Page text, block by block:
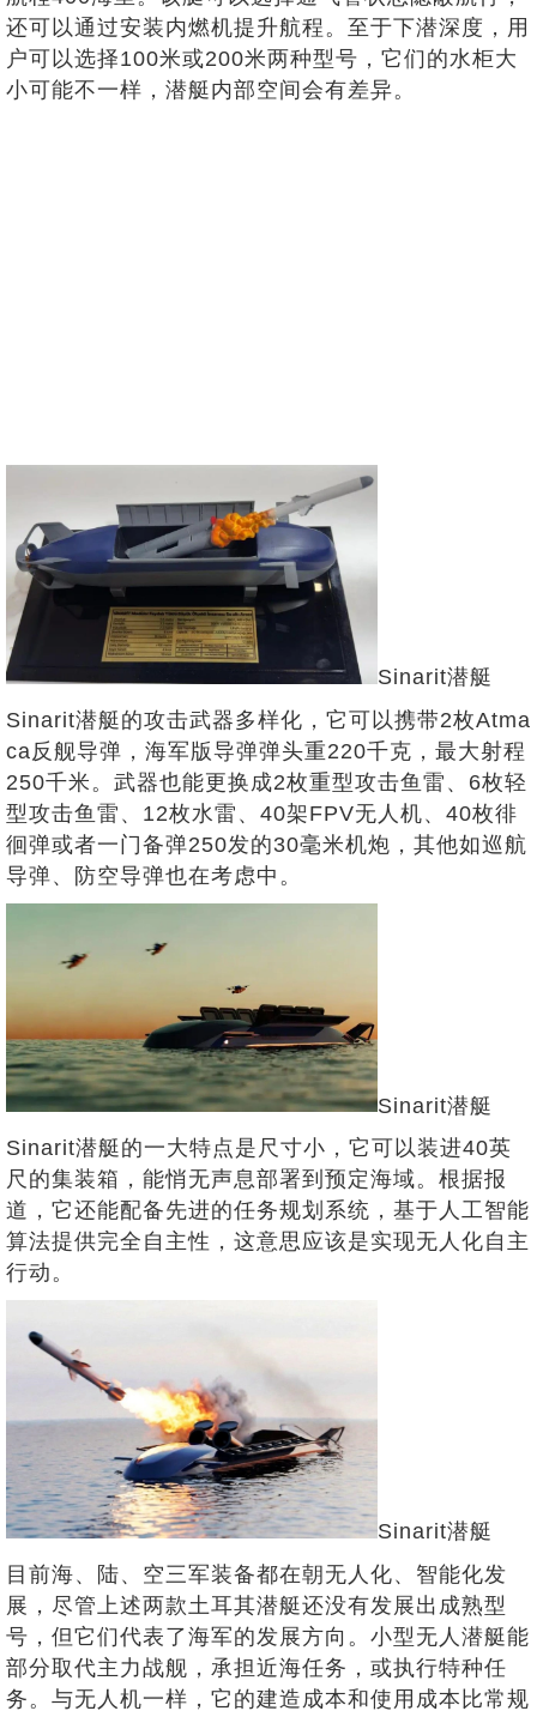
还可以通过安装内燃机提升航程。至于下潜深度，用
户可以选择100米或200米两种型号，它们的水柜大
小可能不一样，潜艇内部空间会有差异。
Sinarit潜艇
Sinarit潜艇的攻击武器多样化，它可以携带2枚Atma
ca反舰导弹，海军版导弹弹头重220千克，最大射程
250千米。武器也能更换成2枚重型攻击鱼雷、6枚轻
型攻击鱼雷、12枚水雷、40架FPV无人机、40枚徘
徊弹或者一门备弹250发的30毫米机炮，其他如巡航
导弹、防空导弹也在考虑中。
Sinarit潜艇
Sinarit潜艇的一大特点是尺寸小，它可以装进40英
尺的集装箱，能悄无声息部署到预定海域。根据报
道，它还能配备先进的任务规划系统，基于人工智能
算法提供完全自主性，这意思应该是实现无人化自主
行动。
Sinarit潜艇
目前海、陆、空三军装备都在朝无人化、智能化发
展，尽管上述两款土耳其潜艇还没有发展出成熟型
号，但它们代表了海军的发展方向。小型无人潜艇能
部分取代主力战舰，承担近海任务，或执行特种任
务。与无人机一样，它的建造成本和使用成本比常规